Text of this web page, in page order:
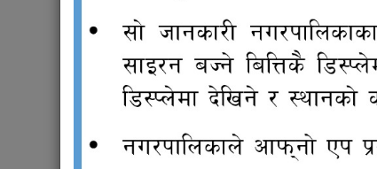
Read more about दिनेश महर्जन
Pages « first ‹ previous